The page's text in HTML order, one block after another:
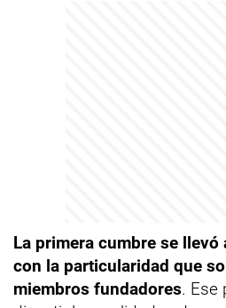
La primera cumbre se
con la particularidad que
miembros fundadores. Ese